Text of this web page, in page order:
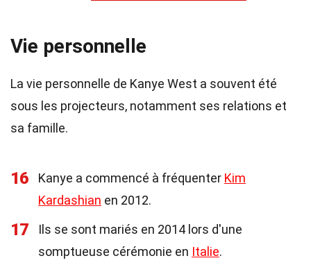
Vie personnelle
La vie personnelle de Kanye West a souvent été
sous les projecteurs, notamment ses relations et
sa famille.
16 Kanye a commencé à fréquenter Kim
Kardashian en 2012.
17
Ils se sont mariés en 2014 lors d'une
somptueuse cérémonie en Italie.